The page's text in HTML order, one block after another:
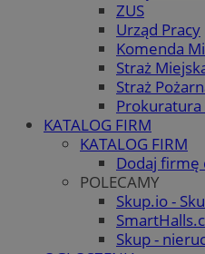
ZUS
Urząd Pracy
Komenda
Straż
Straż
KATALOG FIRM
KATALOG FIRM
Dodaj firmę
POLECAMY
Skup.io -
Skup -